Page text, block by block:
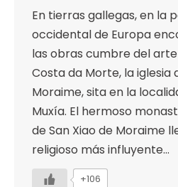
En tierras gallegas, en la
occidental de Europa
las obras cumbre del
Costa da Morte, la iglesia
Moraime, sita en la
Muxía. El hermoso
de San Xiao de Moraime
religioso más influyente…
+106